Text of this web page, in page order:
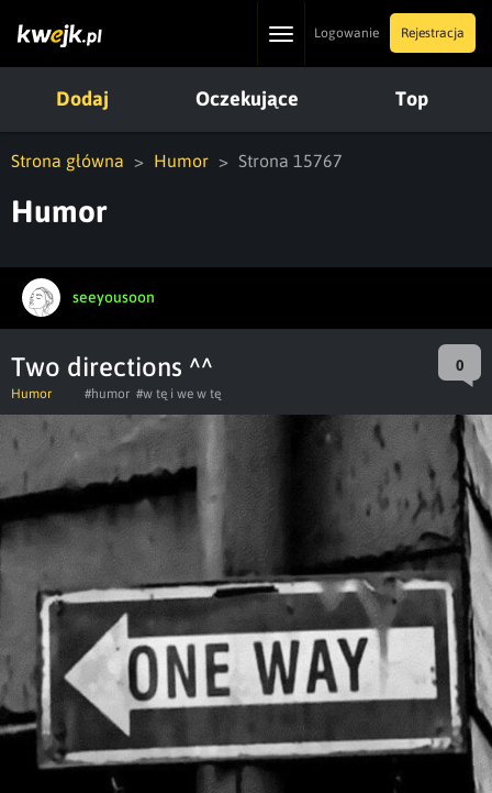
ToggleLogowanie Rejestracja
Dodaj Oczekujące Top
Strona główna Humor Strona 15767
Humor
seeyousoon
Two directions ^^ 0
Humor #humor #w tę i we w tę